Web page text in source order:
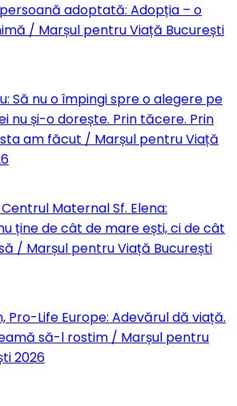
persoană adoptată: Adopția – o
/ Marșul pentru Viață București
Să nu o împingi spre o alegere pe
nu și-o dorește. Prin tăcere. Prin
am făcut / Marșul pentru Viață
Maternal Sf. Elena:
ține de cât de mare ești, ci de cât
/ Marșul pentru Viață București
Pro-Life Europe: Adevărul dă viață.
să-l rostim / Marșul pentru
2026